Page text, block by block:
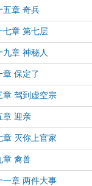
五章 奇兵
七章 第七层
九章 神秘人
章 保定了
章 驾到虚空宗
章 迎亲
章 灭你上官家
章 禽兽
一章 两件大事